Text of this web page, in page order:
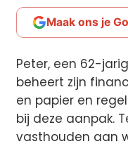
Maak ons je
Peter, een 62-
beheert zijn
en papier en
bij deze aanpak.
vasthouden aan